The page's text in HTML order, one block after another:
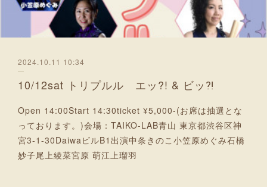
2024.10.11 10:34
10/12sat トリプルル エッ?! & ビッ⁈
Open 14:00Start 14:30ticket ¥5,000-(お席は抽選とな
っております。)会場：TAIKO-LAB青山 東京都渋谷区神
宮3-1-30DaiwaビルB1出演中条きのこ小笠原めぐみ石橋
妙子尾上綾菜宮原 萌江上瑠羽